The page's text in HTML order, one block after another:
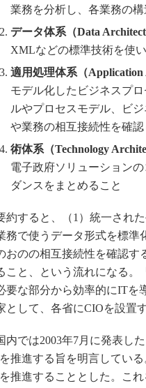
業務を分析し、各業務の
データ体系（Data
XMLなどの標準技術を使
適用処理体系（Application
モデル化したビジネスプ
ルやプロセスモデル、ビ
や業務の相互接続性を確
術体系（Technology
電子政府ソリューション
ダンスをまとめること
すると、（1）統一された
務で使うデータ形式を標準
おのの相互接続性を確認す
こと、という流れになる。
要な部分から効率的にITを
として、各省にCIOを設置
では2003年7月に発表した
推進する旨を明言してい
推進することとした。こ